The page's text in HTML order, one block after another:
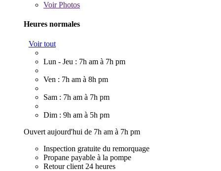
VoirPhotos
Heures normales
Voir tout
Lun - Jeu : 7h am à 7h pm
Ven : 7h am à 8h pm
Sam : 7h am à 7h pm
Dim : 9h am à 5h pm
Ouvert aujourd'hui de 7h am à 7h pm
Inspection gratuite du remorquage
Propane payable à la pompe
Retour client 24 heures